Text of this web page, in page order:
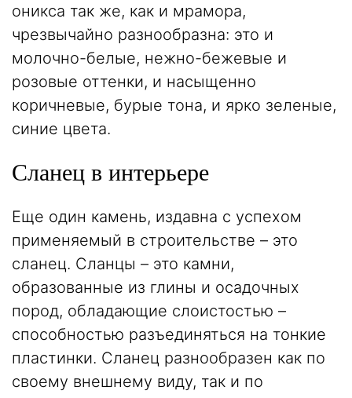
оникса так же, как и мрамора,
чрезвычайно разнообразна: это и
молочно-белые, нежно-бежевые и
розовые оттенки, и насыщенно
коричневые, бурые тона, и ярко зеленые,
синие цвета.
Сланец в интерьере
Еще один камень, издавна с успехом
применяемый в строительстве – это
сланец. Сланцы – это камни,
образованные из глины и осадочных
пород, обладающие слоистостью –
способностью разъединяться на тонкие
пластинки. Сланец разнообразен как по
своему внешнему виду, так и по